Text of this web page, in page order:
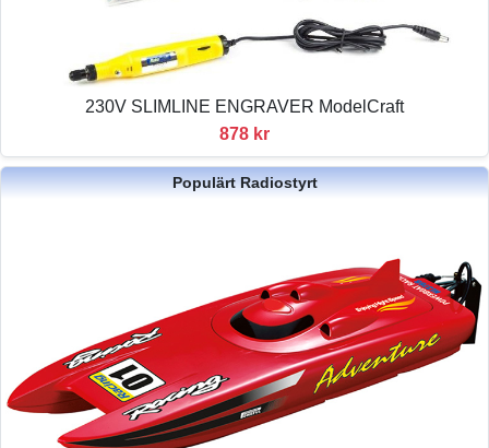
230V SLIMLINE ENGRAVER ModelCraft
878 kr
Populärt Radiostyrt